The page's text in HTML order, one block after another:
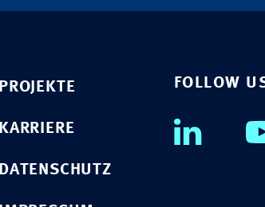
PROJEKTE
KARRIERE
DATENSCHUTZ
FOLLOW